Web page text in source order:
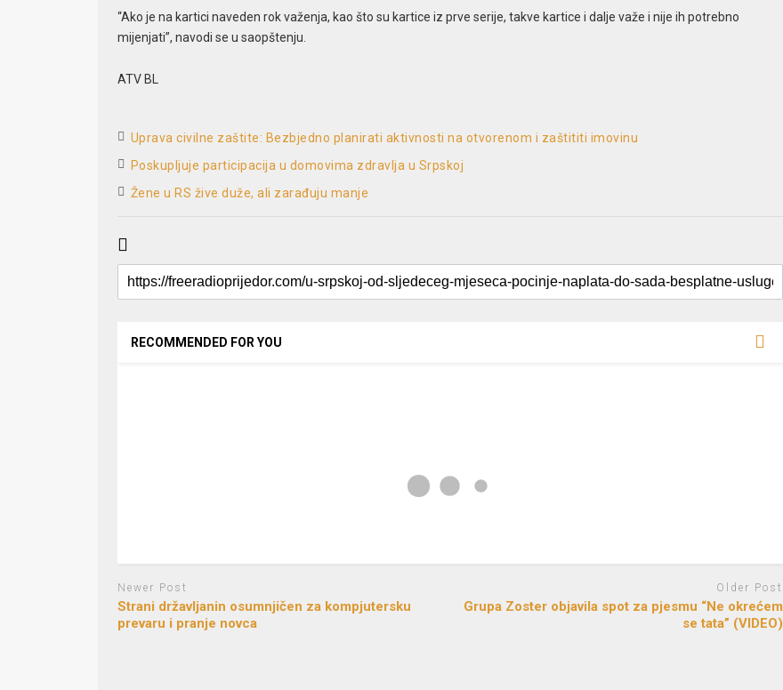
“Ako je na kartici naveden rok važenja, kao što su kartice iz prve serije, takve kartice i dalje važe i nije ih potrebno
mijenjati”, navodi se u saopštenju.
ATV BL
Uprava civilne zaštite: Bezbjedno planirati aktivnosti na otvorenom i zaštititi imovinu
Poskupljuje participacija u domovima zdravlja u Srpskoj
Žene u RS žive duže, ali zarađuju manje
RECOMMENDED FOR YOU
Newer Post
Strani državljanin osumnjičen za kompjutersku
prevaru i pranje novca
Older Post
Grupa Zoster objavila spot za pjesmu “Ne okrećem
se tata” (VIDEO)